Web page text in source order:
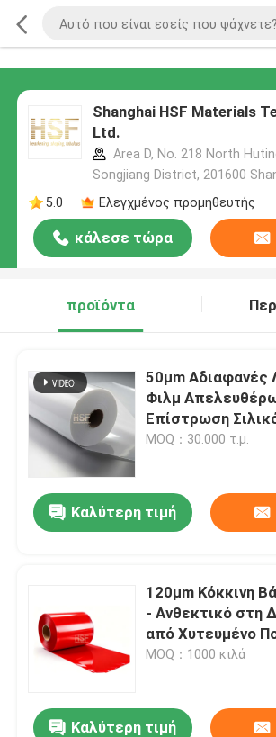
Shanghai HSF Materials
Ltd.
Area D, No. 218 North
Songjiang District, 201600
5.0
Ελεγχμένος προμηθευτής
κάλεσε τώρα
προϊόντα
50μm Αδιαφανές
Φιλμ
Επίστρωση
Παραγωγή
MOQ：30.000 τ.μ.
Καλύτερη τιμή
120μm Κόκκινη
- Ανθεκτικό στη
από Χυτευμένο
με Σταθερή
MOQ：1000 κιλά
Καλύτερη τιμή